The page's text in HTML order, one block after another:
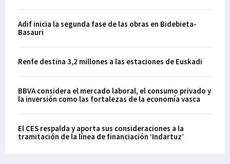
Adif inicia la segunda fase de las obras en Bidebieta-
Basauri
Renfe destina 3,2 millones a las estaciones de Euskadi
BBVA considera el mercado laboral, el consumo privado y
la inversión como las fortalezas de la economía vasca
El CES respalda y aporta sus consideraciones a la
tramitación de la línea de financiación ‘Indartuz’